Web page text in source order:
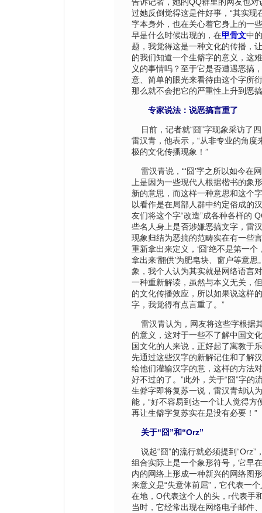
过她反倒觉得这是件好事，“其实现
字本身外，也在关心着它身上的一
早是什么时候出现的，在甲骨文中
题，我觉得这是一种文化的传播，
的我们知道一个生僻字的意义，这
义的事情吗？至于它是否遭遇恶搞
意、简单的眼光来看待由这个字所
那么就不会把它的严重性上升到恶
专家说法：说恶搞言重了
日前，记者就“囧”字现象采访了
雷汉青，他表示，“从非专业的角度
极的文化传播现象！”
雷汉青说，“‘囧’字之所以如今在
上是因为一些现代人根据楷书的象
新的意思，而这样一种意思和这个
以看作是在局部人群中约定俗成的
友们将这个字“改造”成各种各样的
些名人身上是否涉嫌恶搞文字，雷
现象归结为恶搞的范畴实在有一些
重新拿出来定义，‘囧’绝不是第一个
拿出来‘翻供’为肥皂块、窗户等意
象，我个人认为其实就是网络语言
一种重新解读，虽然与本义无关，
的文化传播效应，所以如果说这样
字，我觉得有点言重了。”
雷汉青认为，网友将这些字根据
的意义，这对于一些不了解中国文
国文化的人来说，正好起了寓教于
先通过这些汉字的新解记住和了解
给他们灌输汉字的意，这样的方法
好不过的了。”此外，关于“囧”字的
生僻字即将复苏一说，雷汉青却认
能，“好不容易到达一个让人觉得方
再让生僻字复苏实在是没有必要！”
关于“囧”和“Orz”
说起“囧”的流行就必须提到“Orz”
组合实际上是一个象形符号，它早
内的网络上形成一种新兴的网络图
来意义是“失意体前屈”，它代表一
在地，O代表这个人的头，r代表手
当时，它经常出现在网络电子邮件